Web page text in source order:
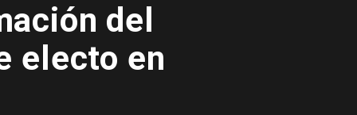
del
electo en